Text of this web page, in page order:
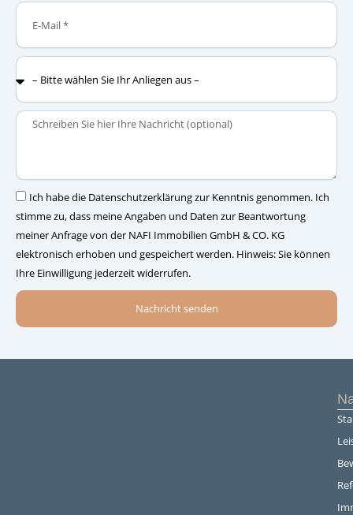
E-
Mail
–
Bitte
Sie
Ihr
Nachricht
Einwilligung
Ich habe die Datenschutzerklärung zur Kenntnis genommen. Ich
stimme zu, dass meine Angaben und Daten zur Beantwortung
meiner Anfrage von der NAFI Immobilien GmbH & CO. KG
elektronisch erhoben und gespeichert werden. Hinweis: Sie können
Ihre Einwilligung jederzeit widerrufen.
Nachricht senden